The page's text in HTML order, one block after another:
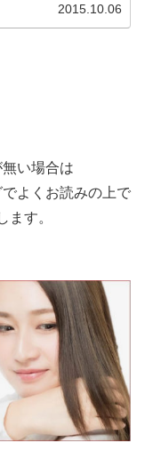
2015.10.06
い場合は
よくお読みの上で
ます。